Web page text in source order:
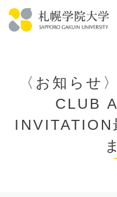
文
学
〈お知らせ
CLUB
INVITATION